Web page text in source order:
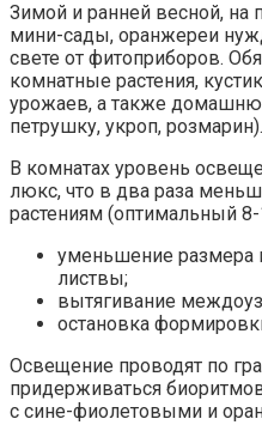
Зимой и ранней весной,
мини-сады, оранжереи
свете от фитоприборов.
комнатные растения,
урожаев, а также
петрушку, укроп, розмарин).
В комнатах уровень
люкс, что в два раза
растениям (оптимальный 8-
уменьшение размера
листвы;
вытягивание
остановка
Освещение проводят по
придерживаться
с сине-фиолетовыми и